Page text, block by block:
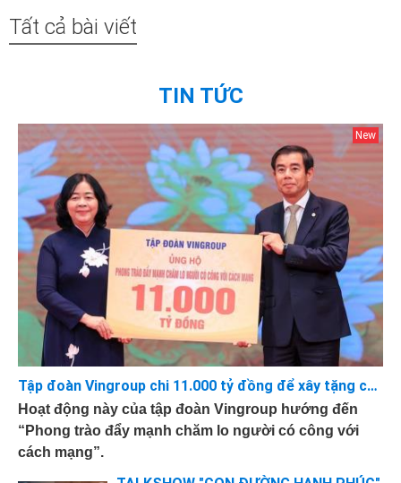
Tất cả bài viết
TIN TỨC
Tập đoàn Vingroup chi 11.000 tỷ đồng để xây tặng các căn nhà 75-100m2 cho những Bà mẹ Việt Nam Anh hùng, Thương Binh hạng 1/4
Hoạt động này của tập đoàn Vingroup hướng đến
“Phong trào đẩy mạnh chăm lo người có công với
cách mạng”.